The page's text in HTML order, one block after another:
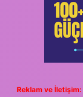
Reklam ve İletişim: